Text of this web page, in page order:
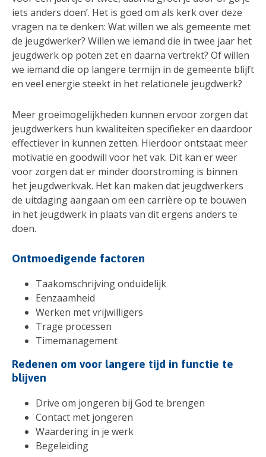
iets anders doen’. Het is goed om als kerk over deze
vragen na te denken: Wat willen we als gemeente met
de jeugdwerker? Willen we iemand die in twee jaar het
jeugdwerk op poten zet en daarna vertrekt? Of willen
we iemand die op langere termijn in de gemeente blijft
en veel energie steekt in het relationele jeugdwerk?
Meer groeimogelijkheden kunnen ervoor zorgen dat
jeugdwerkers hun kwaliteiten specifieker en daardoor
effectiever in kunnen zetten. Hierdoor ontstaat meer
motivatie en goodwill voor het vak. Dit kan er weer
voor zorgen dat er minder doorstroming is binnen
het jeugdwerkvak. Het kan maken dat jeugdwerkers
de uitdaging aangaan om een carrière op te bouwen
in het jeugdwerk in plaats van dit ergens anders te
doen.
Ontmoedigende factoren
Taakomschrijving onduidelijk
Eenzaamheid
Werken met vrijwilligers
Trage processen
Timemanagement
Redenen om voor langere tijd in functie te
blijven
Drive om jongeren bij God te brengen
Contact met jongeren
Waardering in je werk
Begeleiding